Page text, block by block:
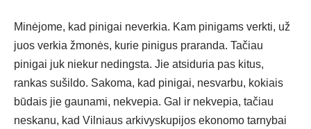
Minėjome, kad pinigai neverkia. Kam pinigams verkti, už
juos verkia žmonės, kurie pinigus praranda. Tačiau
pinigai juk niekur nedingsta. Jie atsiduria pas kitus,
rankas sušildo. Sakoma, kad pinigai, nesvarbu, kokiais
būdais jie gaunami, nekvepia. Gal ir nekvepia, tačiau
neskanu, kad Vilniaus arkivyskupijos ekonomo tarnybai